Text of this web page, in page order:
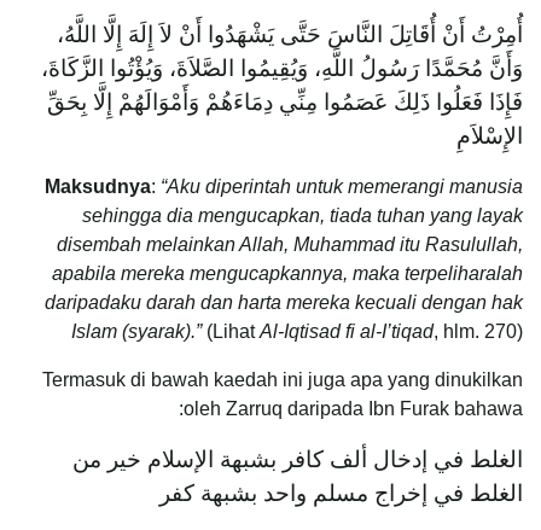
أُمِرْتُ أَنْ أُقَاتِلَ النَّاسَ حَتَّى يَشْهَدُوا أَنْ لاَ إِلَهَ إِلَّا اللَّهُ،
وَأَنَّ مُحَمَّدًا رَسُولُ اللَّهِ، وَيُقِيمُوا الصَّلاَةَ، وَيُؤْتُوا الزَّكَاةَ،
فَإِذَا فَعَلُوا ذَلِكَ عَصَمُوا مِنِّي دِمَاءَهُمْ وَأَمْوَالَهُمْ إِلَّا بِحَقِّ
الإِسْلاَمِ
Maksudnya: “Aku diperintah untuk memerangi manusia
sehingga dia mengucapkan, tiada tuhan yang layak
disembah melainkan Allah, Muhammad itu Rasulullah,
apabila mereka mengucapkannya, maka terpeliharalah
daripadaku darah dan harta mereka kecuali dengan hak
Islam (syarak).”(LihatAl-Iqtisad fi al-I’tiqad, hlm. 270)
Termasuk di bawah kaedah ini juga apa yang dinukilkan
oleh Zarruq daripada Ibn Furak bahawa:
الغلط في إدخال ألف كافر بشبهة الإسلام خير من
الغلط في إخراج مسلم واحد بشبهة كفر